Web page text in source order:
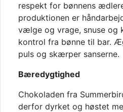
respekt for bønnens
produktionen er
vælge og vrage, snuse og
kontrol fra bønne til bar.
puls og skærper sanserne.
Bæredygtighed
Chokoladen fra
derfor dyrket og høstet